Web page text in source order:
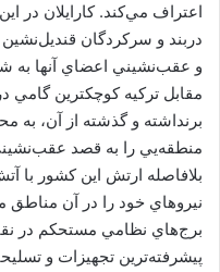
اعتراف مي‌كند. كارايلان در
دربند و سركردگان
و عقب‌نشيني اعضاي آنها به
مقابل تركيه كوچكترين گامي
برنداشته و گذشته از آن، به
منطقه‌يي را به قصد
بلافاصله ارتش اين كشور با
نيروهاي خود را در آن
برج‌هاي نظامي مستحكم در
پيشرفته‌ترين تجهيزات و